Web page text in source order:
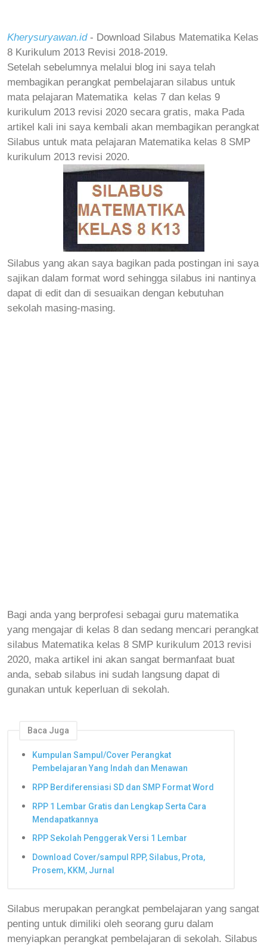
Kherysuryawan.id - Download Silabus Matematika Kelas
8 Kurikulum 2013 Revisi 2018-2019.
Setelah sebelumnya melalui blog ini saya telah
membagikan perangkat pembelajaran silabus untuk
mata pelajaran Matematika kelas 7 dan kelas 9
kurikulum 2013 revisi 2020 secara gratis, maka Pada
artikel kali ini saya kembali akan membagikan perangkat
Silabus untuk mata pelajaran Matematika kelas 8 SMP
kurikulum 2013 revisi 2020.
Silabus yang akan saya bagikan pada postingan ini saya
sajikan dalam format word sehingga silabus ini nantinya
dapat di edit dan di sesuaikan dengan kebutuhan
sekolah masing-masing.
Bagi anda yang berprofesi sebagai guru matematika
yang mengajar di kelas 8 dan sedang mencari perangkat
silabus Matematika kelas 8 SMP kurikulum 2013 revisi
2020, maka artikel ini akan sangat bermanfaat buat
anda, sebab silabus ini sudah langsung dapat di
gunakan untuk keperluan di sekolah.
Baca Juga
Kumpulan Sampul/Cover Perangkat
Pembelajaran Yang Indah dan Menawan
RPP Berdiferensiasi SD dan SMP Format Word
RPP 1 Lembar Gratis dan Lengkap Serta Cara
Mendapatkannya
RPP Sekolah Penggerak Versi 1 Lembar
Download Cover/sampul RPP, Silabus, Prota,
Prosem, KKM, Jurnal
Silabus merupakan perangkat pembelajaran yang sangat
penting untuk dimiliki oleh seorang guru dalam
menyiapkan perangkat pembelajaran di sekolah. Silabus